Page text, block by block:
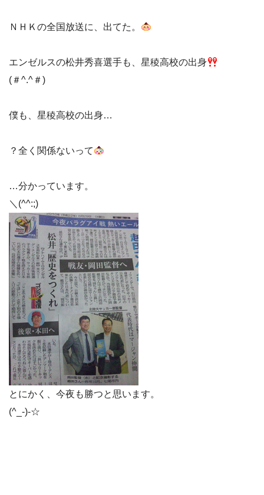
ＮＨＫの全国放送に、出てた。
エンゼルスの松井秀喜選手も、星稜高校の出身
(＃^.^＃)
僕も、星稜高校の出身…
？全く関係ないって
…分かっています。
＼(^^:;)
とにかく、今夜も勝つと思います。
(^_-)-☆